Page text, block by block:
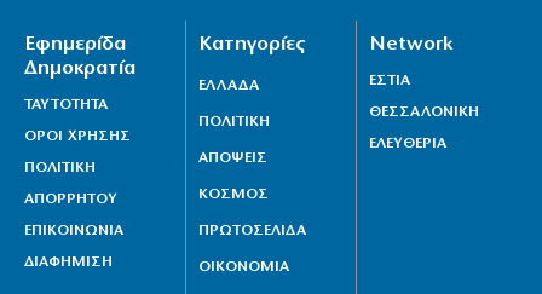
Εφημερίδα
Δημοκρατία
ΤΑΥΤΟΤΗΤΑ
ΟΡΟΙ ΧΡΗΣΗΣ
ΠΟΛΙΤΙΚΗ
ΑΠΟΡΡΗΤΟΥ
ΕΠΙΚΟΙΝΩΝΙΑ
ΔΙΑΦΗΜΙΣΗ
Κατηγορίες
ΕΛΛΑΔΑ
ΠΟΛΙΤΙΚΗ
ΑΠΟΨΕΙΣ
ΚΟΣΜΟΣ
ΠΡΩΤΟΣΕΛΙΔΑ
ΟΙΚΟΝΟΜΙΑ
Network
ΕΣΤΙΑ
ΘΕΣΣΑΛΟΝΙΚΗ
ΕΛΕΥΘΕΡΙΑ